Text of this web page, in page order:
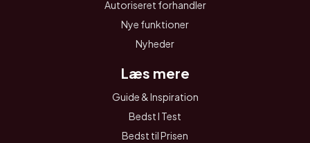
Autoriseret forhandler
Nye funktioner
Nyheder
Læs mere
Guide & Inspiration
Bedst I Test
Bedst til Prisen